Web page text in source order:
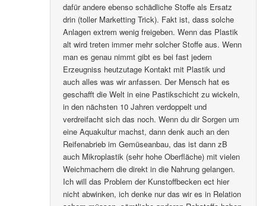
dafür andere ebenso schädliche Stoffe als Ersatz
drin (toller Marketting Trick). Fakt ist, dass solche
Anlagen extrem wenig freigeben. Wenn das Plastik
alt wird treten immer mehr solcher Stoffe aus. Wenn
man es genau nimmt gibt es bei fast jedem
Erzeugniss heutzutage Kontakt mit Plastik und
auch alles was wir anfassen. Der Mensch hat es
geschafft die Welt in eine Pastikschicht zu wickeln,
in den nächsten 10 Jahren verdoppelt und
verdreifacht sich das noch. Wenn du dir Sorgen um
eine Aquakultur machst, dann denk auch an den
Reifenabrieb im Gemüseanbau, das ist dann zB
auch Mikroplastik (sehr hohe Oberfläche) mit vielen
Weichmachern die direkt in die Nahrung gelangen.
Ich will das Problem der Kunstoffbecken ect hier
nicht abwinken, ich denke nur das wir es in Relation